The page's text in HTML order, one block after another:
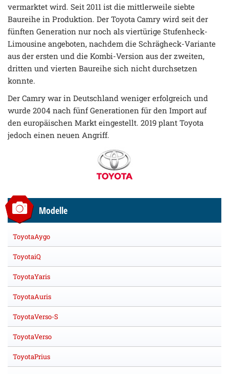
vermarktet wird. Seit 2011 ist die mittlerweile siebte
Baureihe in Produktion. Der Toyota Camry wird seit der
fünften Generation nur noch als viertürige Stufenheck-
Limousine angeboten, nachdem die Schrägheck-Variante
aus der ersten und die Kombi-Version aus der zweiten,
dritten und vierten Baureihe sich nicht durchsetzen
konnte.
Der Camry war in Deutschland weniger erfolgreich und
wurde 2004 nach fünf Generationen für den Import auf
den europäischen Markt eingestellt. 2019 plant Toyota
jedoch einen neuen Angriff.
Modelle
ToyotaAygo
ToyotaiQ
ToyotaYaris
ToyotaAuris
ToyotaVerso-S
ToyotaVerso
ToyotaPrius